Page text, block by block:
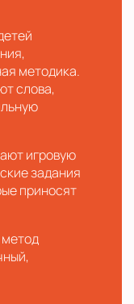
методика.
слова,
игровую
задания
приносят